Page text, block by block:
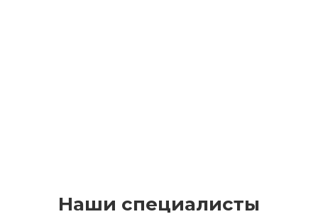
Наши специалисты